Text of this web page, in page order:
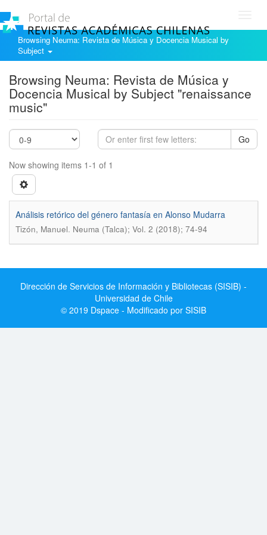
Browsing Neuma: Revista de Música y Docencia Musical by
Subject
Browsing Neuma: Revista de Música y
Docencia Musical by Subject "renaissance
music"
Go
Now showing items 1-1 of 1
Análisis retórico del género fantasía en Alonso Mudarra
Tizón, Manuel. Neuma (Talca); Vol. 2 (2018); 74-94
Dirección de Servicios de Información y Bibliotecas (SISIB) -
Universidad de Chile
© 2019 Dspace - Modificado por SISIB